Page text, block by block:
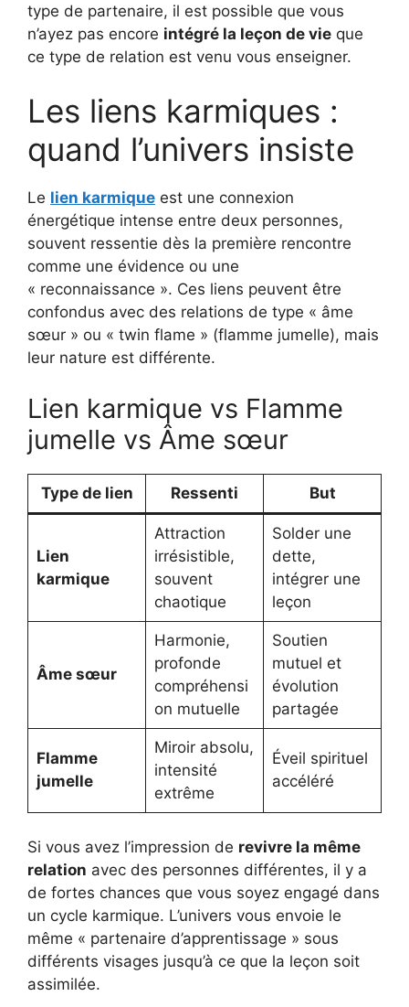
type de partenaire, il est possible que vous
n’ayez pas encore intégré la leçon de vie que
ce type de relation est venu vous enseigner.
Les liens karmiques :
quand l’univers insiste
Le lien karmique est une connexion
énergétique intense entre deux personnes,
souvent ressentie dès la première rencontre
comme une évidence ou une
« reconnaissance ». Ces liens peuvent être
confondus avec des relations de type « âme
sœur » ou « twin flame » (flamme jumelle), mais
leur nature est différente.
Lien karmique vs Flamme
jumelle vs Âme sœur
Type de lien Ressenti But
Lien
karmique
Attraction
irrésistible,
souvent
chaotique
Solder une
dette,
intégrer une
leçon
Âme sœur
Harmonie,
profonde
compréhensi
on mutuelle
Soutien
mutuel et
évolution
partagée
Flamme
jumelle
Miroir absolu,
intensité
extrême
Éveil spirituel
accéléré
Si vous avez l’impression de revivre la même
relation avec des personnes différentes, il y a
de fortes chances que vous soyez engagé dans
un cycle karmique. L’univers vous envoie le
même « partenaire d’apprentissage » sous
différents visages jusqu’à ce que la leçon soit
assimilée.